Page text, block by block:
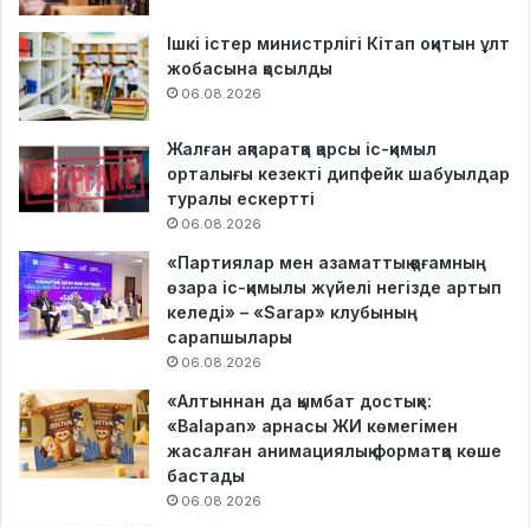
Ішкі істер министрлігі Кітап оқитын ұлт
жобасына қосылды
06.08.2026
Жалған ақпаратқа қарсы іс-қимыл
орталығы кезекті дипфейк шабуылдар
туралы ескертті
06.08.2026
«Партиялар мен азаматтық қоғамның
өзара іс-қимылы жүйелі негізде артып
келеді» – «Sarap» клубының
сарапшылары
06.08.2026
«Алтыннан да қымбат достық»:
«Balapan» арнасы ЖИ көмегімен
жасалған анимациялық форматқа көше
бастады
06.08.2026